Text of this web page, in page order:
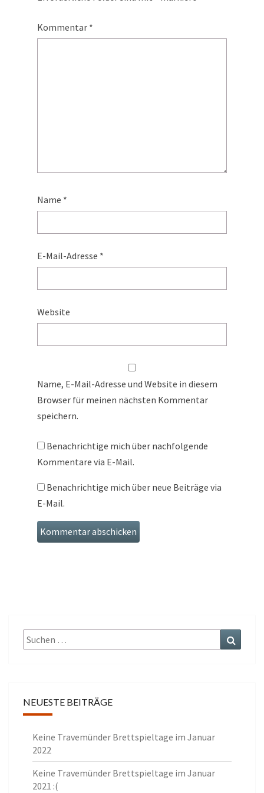
Kommentar *
Name *
E-Mail-Adresse *
Website
Name, E-Mail-Adresse und Website in diesem
Browser für meinen nächsten Kommentar
speichern.
Benachrichtige mich über nachfolgende
Kommentare via E-Mail.
Benachrichtige mich über neue Beiträge via
E-Mail.
Suche
nach:
NEUESTE BEITRÄGE
Keine Travemünder Brettspieltage im Januar
2022
Keine Travemünder Brettspieltage im Januar
2021 :(